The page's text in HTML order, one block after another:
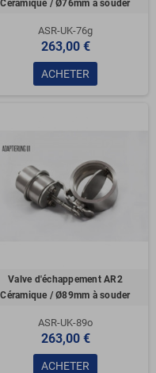
Céramique / Ø76mm à souder
ASR-UK-76g
263,00 €
ACHETER
Valve d'échappement AR2
Céramique / Ø89mm à souder
ASR-UK-89o
263,00 €
ACHETER